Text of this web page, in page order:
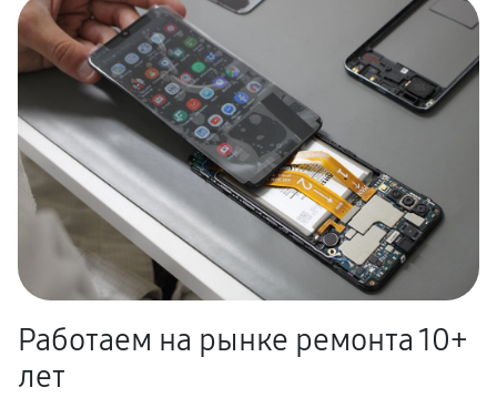
Работаем на рынке ремонта 10+
лет